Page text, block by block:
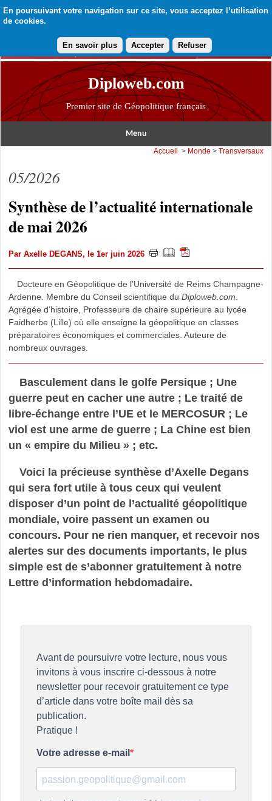
En poursuivant votre navigation sur ce site, vous acceptez l’utilisation
de cookies.
En savoir plus Accepter Refuser
Diploweb.com
Premier site de Géopolitique français
Menu
Accueil > Monde > Transversaux
05/2026
Synthèse de l’actualité internationale
de mai 2026
Par Axelle DEGANS, le 1er juin 2026
Docteure en Géopolitique de l’Université de Reims Champagne-
Ardenne. Membre du Conseil scientifique du Diploweb.com
Agrégée d’histoire, Professeure de chaire supérieure au lycée
Faidherbe (Lille) où elle enseigne la géopolitique en classes
préparatoires économiques et commerciales. Auteure de
nombreux ouvrages.
Basculement dans le golfe Persique ; Une
guerre peut en cacher une autre ; Le traité de
libre-échange entre l’UE et le MERCOSUR ; Le
viol est une arme de guerre ; La Chine est bien
un « empire du Milieu » ; etc.
Voici la précieuse synthèse d’Axelle Degans
qui sera fort utile à tous ceux qui veulent
disposer d’un point de l’actualité géopolitique
mondiale, voire passent un examen ou
concours. Pour ne rien manquer, et recevoir nos
alertes sur des documents importants, le plus
simple est de s’abonner gratuitement à notre
Lettre d’information hebdomadaire.